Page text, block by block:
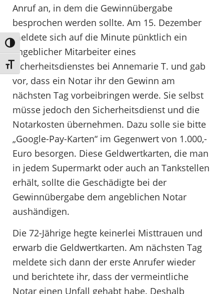
Umschalten auf hohe Kontraste
Schrift vergrößern
Anruf an, in dem die Gewinnübergabe
besprochen werden sollte. Am 15. Dezember
meldete sich auf die Minute pünktlich ein
angeblicher Mitarbeiter eines
Sicherheitsdienstes bei Annemarie T. und gab
vor, dass ein Notar ihr den Gewinn am
nächsten Tag vorbeibringen werde. Sie selbst
müsse jedoch den Sicherheitsdienst und die
Notarkosten übernehmen. Dazu solle sie bitte
„Google-Pay-Karten“ im Gegenwert von 1.000,-
Euro besorgen. Diese Geldwertkarten, die man
in jedem Supermarkt oder auch an Tankstellen
erhält, sollte die Geschädigte bei der
Gewinnübergabe dem angeblichen Notar
aushändigen.
Die 72-Jährige hegte keinerlei Misttrauen und
erwarb die Geldwertkarten. Am nächsten Tag
meldete sich dann der erste Anrufer wieder
und berichtete ihr, dass der vermeintliche
Notar einen Unfall gehabt habe. Deshalb